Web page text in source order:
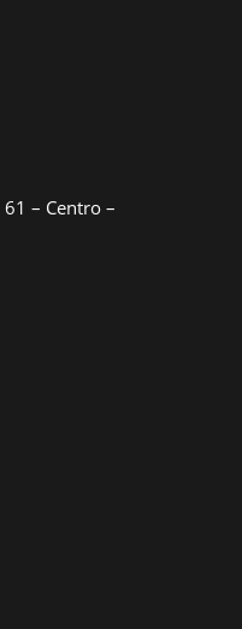
– Centro –